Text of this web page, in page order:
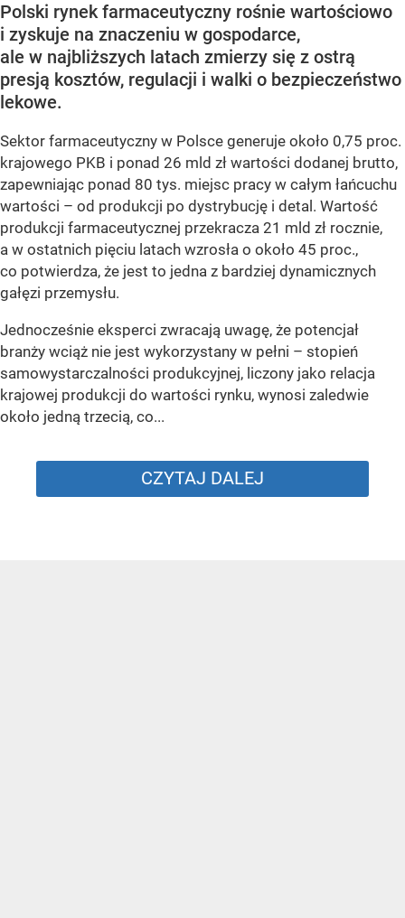
Polski rynek farmaceutyczny rośnie wartościowo
i zyskuje na znaczeniu w gospodarce,
ale w najbliższych latach zmierzy się z ostrą
presją kosztów, regulacji i walki o bezpieczeństwo
lekowe.
Sektor farmaceutyczny w Polsce generuje około 0,75 proc.
krajowego PKB i ponad 26 mld zł wartości dodanej brutto,
zapewniając ponad 80 tys. miejsc pracy w całym łańcuchu
wartości – od produkcji po dystrybucję i detal. Wartość
produkcji farmaceutycznej przekracza 21 mld zł rocznie,
a w ostatnich pięciu latach wzrosła o około 45 proc.,
co potwierdza, że jest to jedna z bardziej dynamicznych
gałęzi przemysłu.
Jednocześnie eksperci zwracają uwagę, że potencjał
branży wciąż nie jest wykorzystany w pełni – stopień
samowystarczalności produkcyjnej, liczony jako relacja
krajowej produkcji do wartości rynku, wynosi zaledwie
około jedną trzecią, co...
CZYTAJ DALEJ